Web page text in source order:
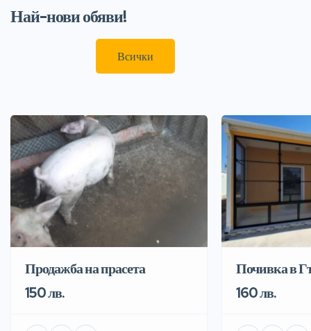
Най-нови обяви!
Всички
Продажба на прасета
150 лв.
Почивка в
160 лв.